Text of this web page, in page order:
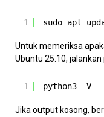
1 sudo apt
Untuk memeriksa
Ubuntu 25.10,
1 python3 -V
Jika output kosong,